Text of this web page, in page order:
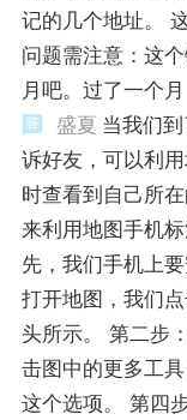
记的几个地址。
问题需注意：这
月吧。过了一个
盛夏 当我们
诉好友，可以利
时查看到自己所
来利用地图手机
先，我们手机上
打开地图，我们
头所示。 第二步
击图中的更多工
这个选项。 第四